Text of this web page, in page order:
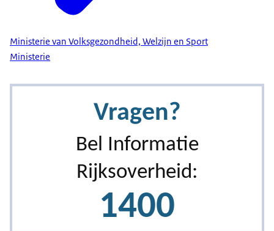
Ministerie van Volksgezondheid, Welzijn en Sport
Ministerie